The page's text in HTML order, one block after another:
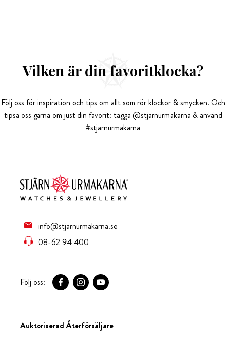
Vilken är din favoritklocka?
Följ oss för inspiration och tips om allt som rör klockor & smycken. Och
tipsa oss gärna om just din favorit: tagga @stjarnurmakarna & använd
#stjarnurmakarna
info@stjarnurmakarna.se
08-62 94 400
Följ oss:
Auktoriserad Återförsäljare